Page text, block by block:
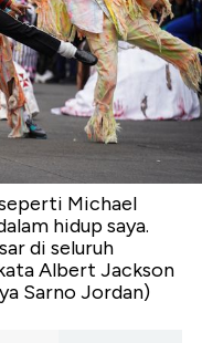
Michael
hidup saya.
di seluruh
Albert Jackson
Sarno Jordan)